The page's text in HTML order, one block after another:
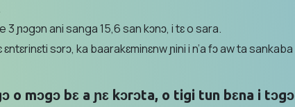
3 ɲɔgɔn ani sanga 15,6 san kɔnɔ, i tɛ o sara.
ɛntɛrinɛti sɔrɔ, ka baarakɛminɛnw ɲini i n’a fɔ aw ta sankaba
o mɔgɔ bɛ a ɲɛ kɔrɔta, o tigi tun bɛna i tɔgɔ